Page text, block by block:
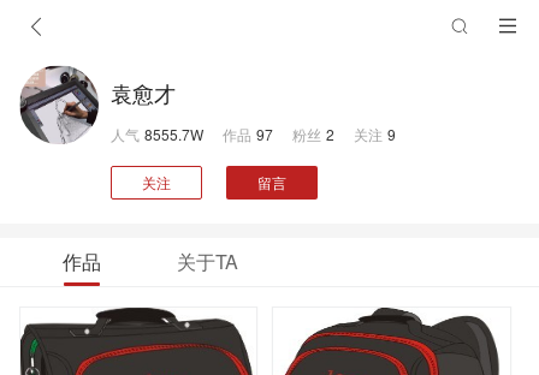
袁愈才
人气 8555.7W 作品 97 粉丝 2 关注 9
关注 留言
作品 关于TA